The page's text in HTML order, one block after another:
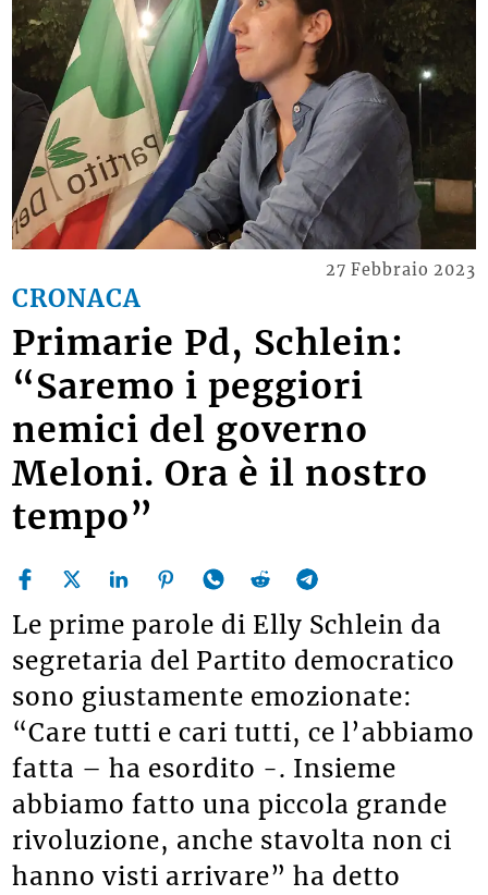
CRONACA
27 Febbraio 2023
Primarie Pd, Schlein:
“Saremo i peggiori
nemici del governo
Meloni. Ora è il nostro
tempo”
Le prime parole di Elly Schlein da
segretaria del Partito democratico
sono giustamente emozionate:
“Care tutti e cari tutti, ce l’abbiamo
fatta – ha esordito -. Insieme
abbiamo fatto una piccola grande
rivoluzione, anche stavolta non ci
hanno visti arrivare” ha detto